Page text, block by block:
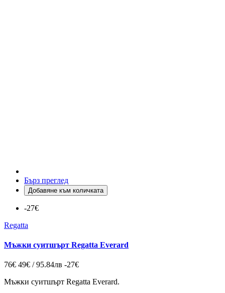
Бърз преглед
Добавяне към количката
-27€
Regatta
Мъжки суитшърт Regatta Everard
76€ 49€ / 95.84лв -27€
Мъжки суитшърт Regatta Everard.